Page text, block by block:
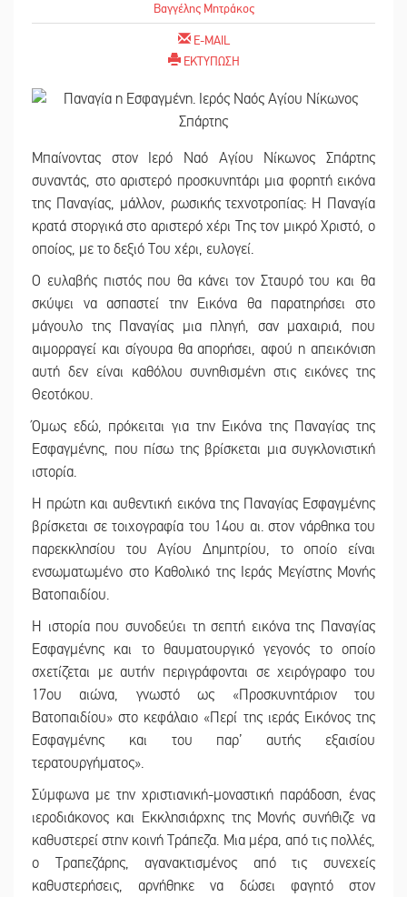
Βαγγέλης Μητράκος
E-MAIL
ΕΚΤΥΠΩΣΗ
Μπαίνοντας στον Ιερό Ναό Αγίου Νίκωνος Σπάρτης
συναντάς, στο αριστερό προσκυνητάρι μια φορητή εικόνα
της Παναγίας, μάλλον, ρωσικής τεχνοτροπίας: Η Παναγία
κρατά στοργικά στο αριστερό χέρι Της τον μικρό Χριστό, ο
οποίος, με το δεξιό Του χέρι, ευλογεί.
Ο ευλαβής πιστός που θα κάνει τον Σταυρό του και θα
σκύψει να ασπαστεί την Εικόνα θα παρατηρήσει στο
μάγουλο της Παναγίας μια πληγή, σαν μαχαιριά, που
αιμορραγεί και σίγουρα θα απορήσει, αφού η απεικόνιση
αυτή δεν είναι καθόλου συνηθισμένη στις εικόνες της
Θεοτόκου.
Όμως εδώ, πρόκειται για την Εικόνα της Παναγίας της
Εσφαγμένης, που πίσω της βρίσκεται μια συγκλονιστική
ιστορία.
Η πρώτη και αυθεντική εικόνα της Παναγίας Εσφαγμένης
βρίσκεται σε τοιχογραφία του 14ου αι. στον νάρθηκα του
παρεκκλησίου του Αγίου Δημητρίου, το οποίο είναι
ενσωματωμένο στο Καθολικό της Ιεράς Μεγίστης Μονής
Βατοπαιδίου.
Η ιστορία που συνοδεύει τη σεπτή εικόνα της Παναγίας
Εσφαγμένης και το θαυματουργικό γεγονός το οποίο
σχετίζεται με αυτήν περιγράφονται σε χειρόγραφο του
17ου αιώνα, γνωστό ως «Προσκυνητάριον του
Βατοπαιδίου» στο κεφάλαιο «Περί της ιεράς Εικόνος της
Εσφαγμένης και του παρ’ αυτής εξαισίου
τερατουργήματος».
Σύμφωνα με την χριστιανική-μοναστική παράδοση, ένας
ιεροδιάκονος και Εκκλησιάρχης της Μονής συνήθιζε να
καθυστερεί στην κοινή Τράπεζα. Μια μέρα, από τις πολλές,
ο Τραπεζάρης, αγανακτισμένος από τις συνεχείς
καθυστερήσεις, αρνήθηκε να δώσει φαγητό στον